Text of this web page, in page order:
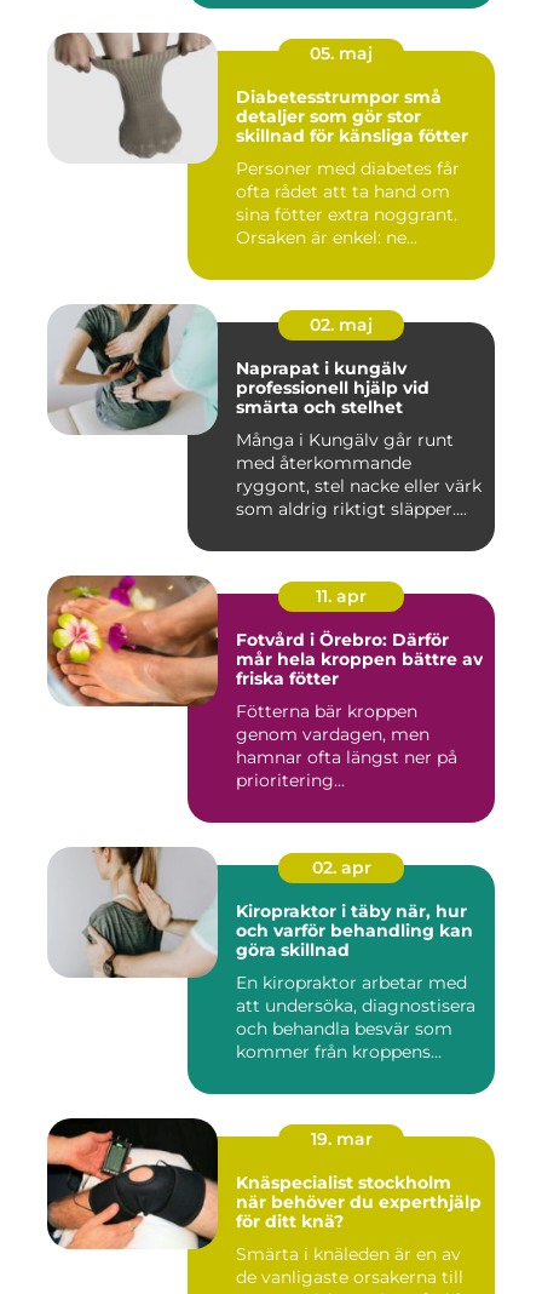
05. maj
Diabetesstrumpor små
detaljer som gör stor
skillnad för känsliga fötter
Personer med diabetes får
ofta rådet att ta hand om
sina fötter extra noggrant.
Orsaken är enkel: ne...
02. maj
Naprapat i kungälv
professionell hjälp vid
smärta och stelhet
Många i Kungälv går runt
med återkommande
ryggont, stel nacke eller värk
som aldrig riktigt släpper....
11. apr
Fotvård i Örebro: Därför
mår hela kroppen bättre av
friska fötter
Fötterna bär kroppen
genom vardagen, men
hamnar ofta längst ner på
prioritering...
02. apr
Kiropraktor i täby när, hur
och varför behandling kan
göra skillnad
En kiropraktor arbetar med
att undersöka, diagnostisera
och behandla besvär som
kommer från kroppens...
19. mar
Knäspecialist stockholm
när behöver du experthjälp
för ditt knä?
Smärta i knäleden är en av
de vanligaste orsakerna till